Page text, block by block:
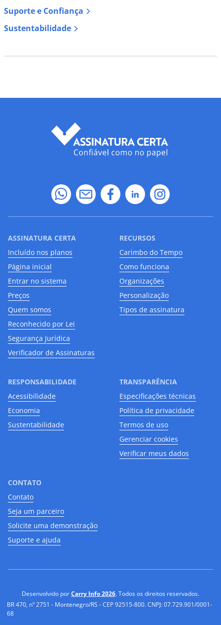
Suporte e Confiança
Sustentabilidade
ASSINATURA CERTA
Incluído nos planos
Página inicial
Entrar no sistema
Preços
Quem somos
Reconhecido por Lei
Segurança Jurídica
Verificador de Assinaturas
RECURSOS
Carimbo do Tempo
Como funciona
Organizações
Personalização
Tipos de assinatura
RESPONSABILIDADE
Acessibilidade
Economia
Sustentabilidade
TRANSPARÊNCIA
Especificações técnicas
Política de privacidade
Termos de uso
Gerenciar cookies
Verificar meus dados
CONTATO
Contato
Seja um parceiro
Solicite uma demonstração
Suporte e ajuda
Desenvolvido porCarry Info 2026. Todos os direitos reservados.
BR 470, nº 2751 - Montenegro/RS - CEP 92515-800. CNPJ: 07.729.901/0001-
68